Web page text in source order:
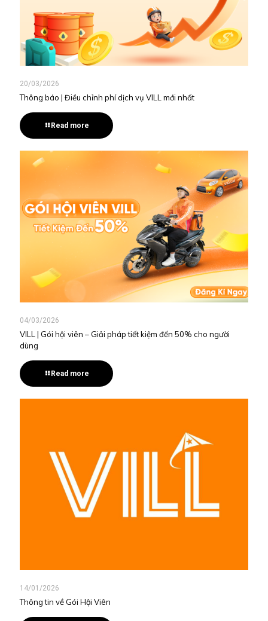
20/03/2026
Thông báo | Điều chỉnh phí dịch vụ VILL mới nhất
Read more
04/03/2026
VILL | Gói hội viên – Giải pháp tiết kiệm đến 50% cho người
dùng
Read more
14/01/2026
Thông tin về Gói Hội Viên